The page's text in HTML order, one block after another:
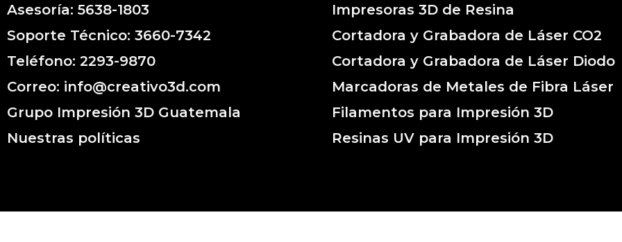
Asesoría: 5638-1803
Soporte Técnico: 3660-7342
Teléfono: 2293-9870
Correo: info@creativo3d.com
Grupo Impresión 3D Guatemala
Nuestras políticas
Impresoras 3D de Resina
Cortadora y Grabadora de Láser CO2
Cortadora y Grabadora de Láser Diodo
Marcadoras de Metales de Fibra Láser
Filamentos para Impresión 3D
Resinas UV para Impresión 3D